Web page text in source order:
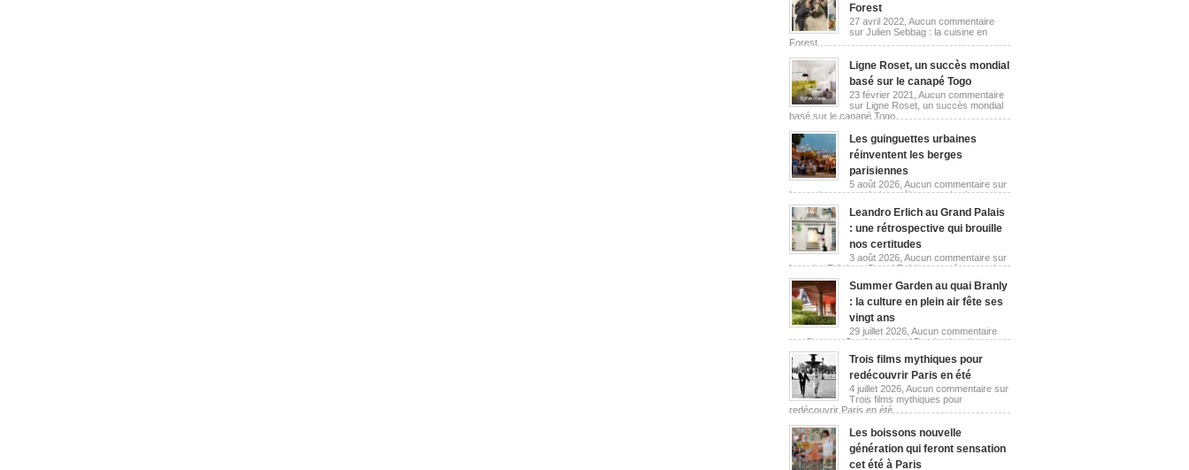
Forest
27 avril 2022, Aucun commentaire
sur Julien Sebbag : la cuisine en
Forest
Ligne Roset, un succès mondial
basé sur le canapé Togo
23 février 2021, Aucun commentaire
sur Ligne Roset, un succès mondial
basé sur le canapé Togo
Les guinguettes urbaines
réinventent les berges
parisiennes
5 août 2026, Aucun commentaire sur
Les guinguettes urbaines réinventent les berges
parisiennes
Leandro Erlich au Grand Palais
: une rétrospective qui brouille
nos certitudes
3 août 2026, Aucun commentaire sur
Leandro Erlich au Grand Palais : une rétrospective
qui brouille nos certitudes
Summer Garden au quai Branly
: la culture en plein air fête ses
vingt ans
29 juillet 2026, Aucun commentaire
sur Summer Garden au quai Branly : la culture en
plein air fête ses vingt ans
Trois films mythiques pour
redécouvrir Paris en été
4 juillet 2026, Aucun commentaire sur
Trois films mythiques pour
redécouvrir Paris en été
Les boissons nouvelle
génération qui feront sensation
cet été à Paris